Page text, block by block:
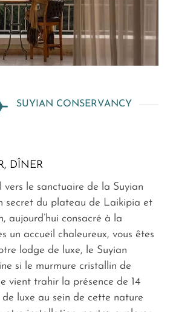
SUYIAN CONSERVANCY
DÎNER
vers le sanctuaire de la Suyian
secret du plateau de Laikipia et
aujourd’hui consacré à la
un accueil chaleureux, vous êtes
lodge de luxe, le Suyian
si le murmure cristallin de
vient trahir la présence de 14
de luxe au sein de cette nature